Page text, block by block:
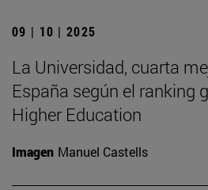
09 | 10 | 2025
La Universidad, cuarta
España según el ranking
Higher Education
Imagen Manuel Castells